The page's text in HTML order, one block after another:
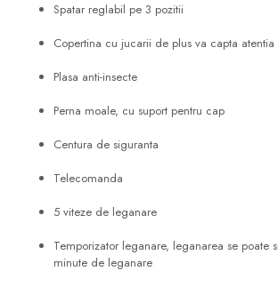
Spatar reglabil pe 3 pozitii
Copertina cu jucarii de plus va capta
Plasa anti-insecte
Perna moale, cu suport pentru cap
Centura de siguranta
Telecomanda
5 viteze de leganare
Temporizator leganare, leganarea se poate
minute de leganare